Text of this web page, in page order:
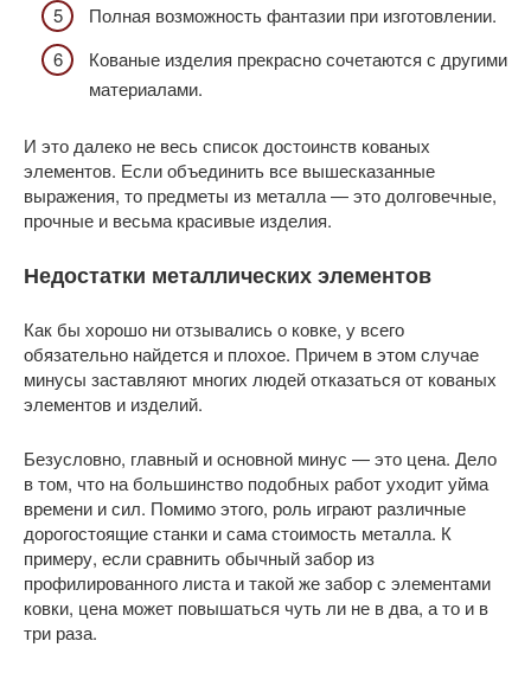
Полная возможность фантазии при изготовлении.
Кованые изделия прекрасно сочетаются с другими
материалами.
И это далеко не весь список достоинств кованых
элементов. Если объединить все вышесказанные
выражения, то предметы из металла — это долговечные,
прочные и весьма красивые изделия.
Недостатки металлических элементов
Как бы хорошо ни отзывались о ковке, у всего
обязательно найдется и плохое. Причем в этом случае
минусы заставляют многих людей отказаться от кованых
элементов и изделий.
Безусловно, главный и основной минус — это цена. Дело
в том, что на большинство подобных работ уходит уйма
времени и сил. Помимо этого, роль играют различные
дорогостоящие станки и сама стоимость металла. К
примеру, если сравнить обычный забор из
профилированного листа и такой же забор с элементами
ковки, цена может повышаться чуть ли не в два, а то и в
три раза.